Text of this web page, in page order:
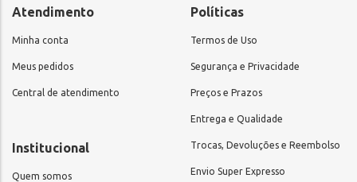
Atendimento
Minha conta
Meus pedidos
Central de atendimento
Institucional
Quem somos
Políticas
Termos de Uso
Segurança e Privacidade
Preços e Prazos
Entrega e Qualidade
Trocas, Devoluções e Reembolso
Envio Super Expresso